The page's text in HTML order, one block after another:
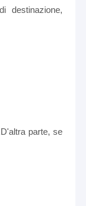
destinazione,
parte, se